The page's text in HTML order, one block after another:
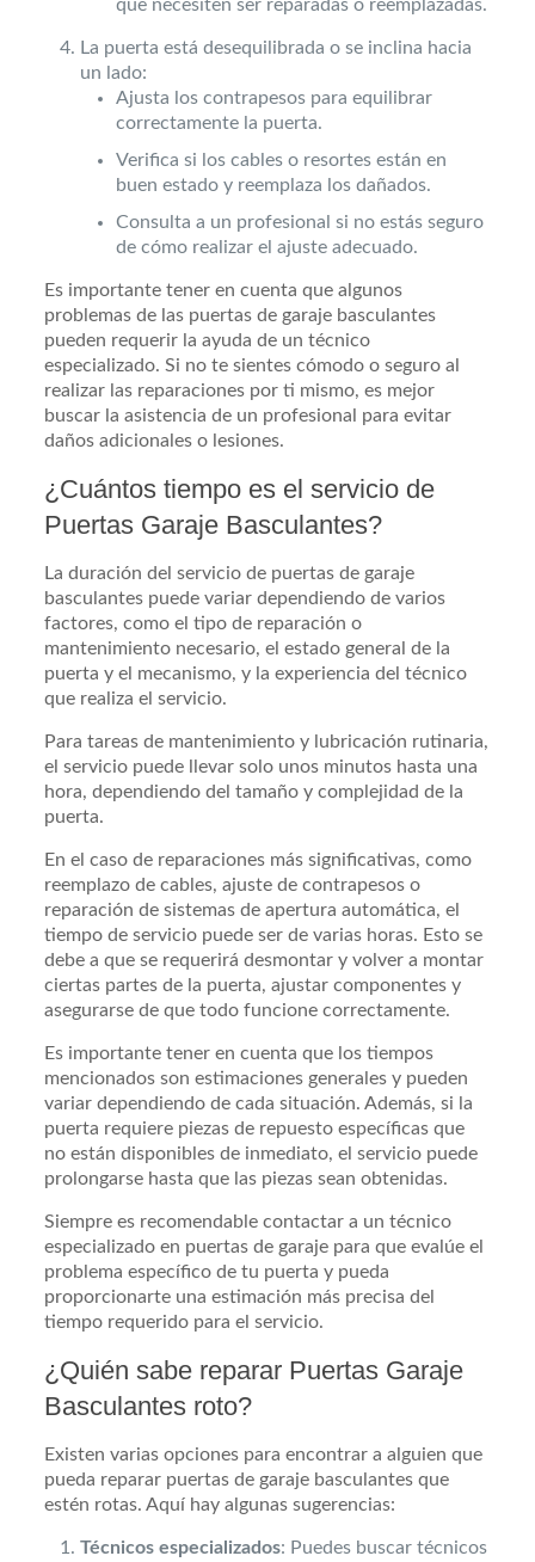
que necesiten ser reparadas o reemplazadas.
La puerta está desequilibrada o se inclina hacia
un lado:
Ajusta los contrapesos para equilibrar
correctamente la puerta.
Verifica si los cables o resortes están en
buen estado y reemplaza los dañados.
Consulta a un profesional si no estás seguro
de cómo realizar el ajuste adecuado.
Es importante tener en cuenta que algunos
problemas de las puertas de garaje basculantes
pueden requerir la ayuda de un técnico
especializado. Si no te sientes cómodo o seguro al
realizar las reparaciones por ti mismo, es mejor
buscar la asistencia de un profesional para evitar
daños adicionales o lesiones.
¿Cuántos tiempo es el servicio de
Puertas Garaje Basculantes?
La duración del servicio de puertas de garaje
basculantes puede variar dependiendo de varios
factores, como el tipo de reparación o
mantenimiento necesario, el estado general de la
puerta y el mecanismo, y la experiencia del técnico
que realiza el servicio.
Para tareas de mantenimiento y lubricación rutinaria,
el servicio puede llevar solo unos minutos hasta una
hora, dependiendo del tamaño y complejidad de la
puerta.
En el caso de reparaciones más significativas, como
reemplazo de cables, ajuste de contrapesos o
reparación de sistemas de apertura automática, el
tiempo de servicio puede ser de varias horas. Esto se
debe a que se requerirá desmontar y volver a montar
ciertas partes de la puerta, ajustar componentes y
asegurarse de que todo funcione correctamente.
Es importante tener en cuenta que los tiempos
mencionados son estimaciones generales y pueden
variar dependiendo de cada situación. Además, si la
puerta requiere piezas de repuesto específicas que
no están disponibles de inmediato, el servicio puede
prolongarse hasta que las piezas sean obtenidas.
Siempre es recomendable contactar a un técnico
especializado en puertas de garaje para que evalúe el
problema específico de tu puerta y pueda
proporcionarte una estimación más precisa del
tiempo requerido para el servicio.
¿Quién sabe reparar Puertas Garaje
Basculantes roto?
Existen varias opciones para encontrar a alguien que
pueda reparar puertas de garaje basculantes que
estén rotas. Aquí hay algunas sugerencias:
Técnicos especializados: Puedes buscar técnicos